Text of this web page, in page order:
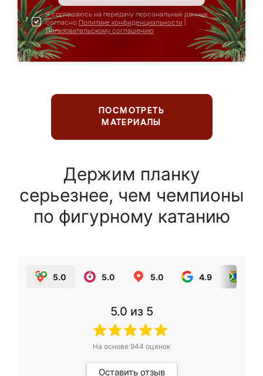
Я соглашаюсь на передачу персональных данных
согласно Политике конфиденциальности
Пользовательскому соглашению
ПОСМОТРЕТЬ
МАТЕРИАЛЫ
Держим планку
серьезнее, чем чемпионы
по фигурному катанию
5.0 5.0 5.0 4.9
5.0 из 5
На основе 944 оценок
Оставить отзыв